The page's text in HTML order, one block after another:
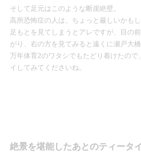
そして足元はこのような断崖絶壁。
高所恐怖症の人は、ちょっと厳しいかもし
足もとを見てしまうとアレですが、目の
がり、右の方を見てみると遠くに瀬戸大橋
万年体育2のワタシでもたどり着けたので
イしてみてくださいね。
絶景を堪能したあとのティータ